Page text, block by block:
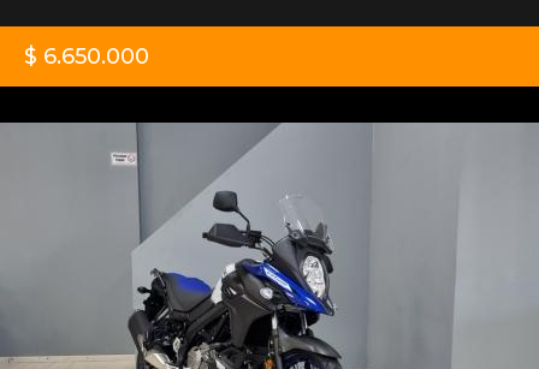
$ 6.650.000